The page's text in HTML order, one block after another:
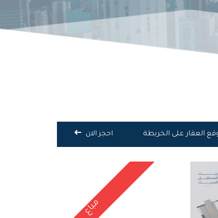
احجز الان العقار على الخريطة
مباع